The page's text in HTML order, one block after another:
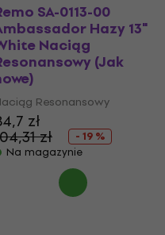
SA-0113-00
Hazy 13"
Naciąg
(Jak
Resonansowy
zł
zł
- 19 %
Na magazynie